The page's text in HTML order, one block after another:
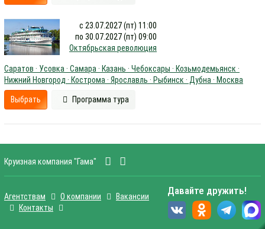
с 23.07.2027 (пт) 11:00
по 30.07.2027 (пт) 09:00
Октябрьская революция
Саратов · Усовка · Самара · Казань · Чебоксары · Козьмодемьянск ·
Нижний Новгород · Кострома · Ярославль · Рыбинск · Дубна · Москва
Выбрать Программа тура
Круизная компания "Гама"
Агентствам О компании
Вакансии
Контакты
Давайте дружить!